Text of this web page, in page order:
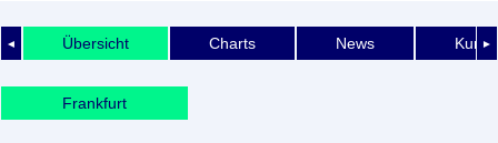
◄ ►
Übersicht Charts News
Frankfurt